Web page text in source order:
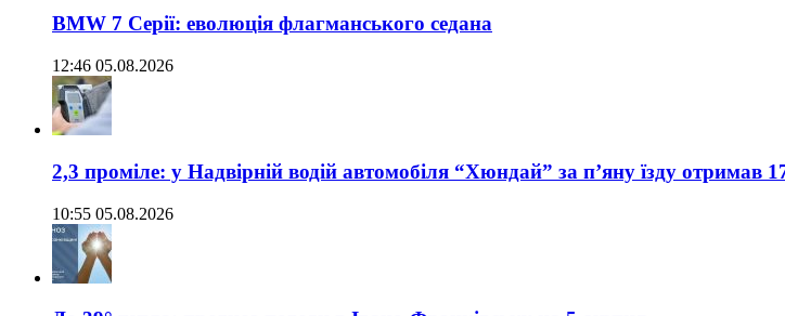
BMW 7 Серії: еволюція флагманського седана
12:46 05.08.2026
2,3 проміле: у Надвірній водій автомобіля “Хюндай” за п’яну їзду отримав
10:55 05.08.2026